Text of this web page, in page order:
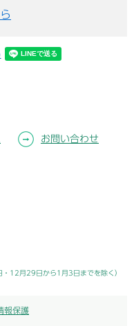
お問い合わせ
12月29日から1月3日までを除く）
報保護